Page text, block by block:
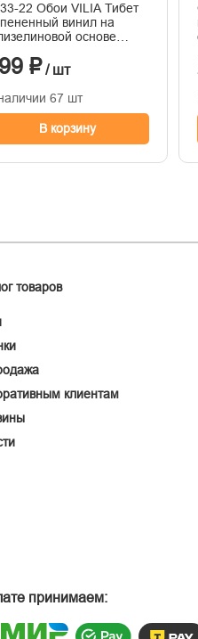
22 Обои VILIA Тибет
винил на
основе
₽ / шт
67 шт
В корзину
товаров
клиентам
принимаем: